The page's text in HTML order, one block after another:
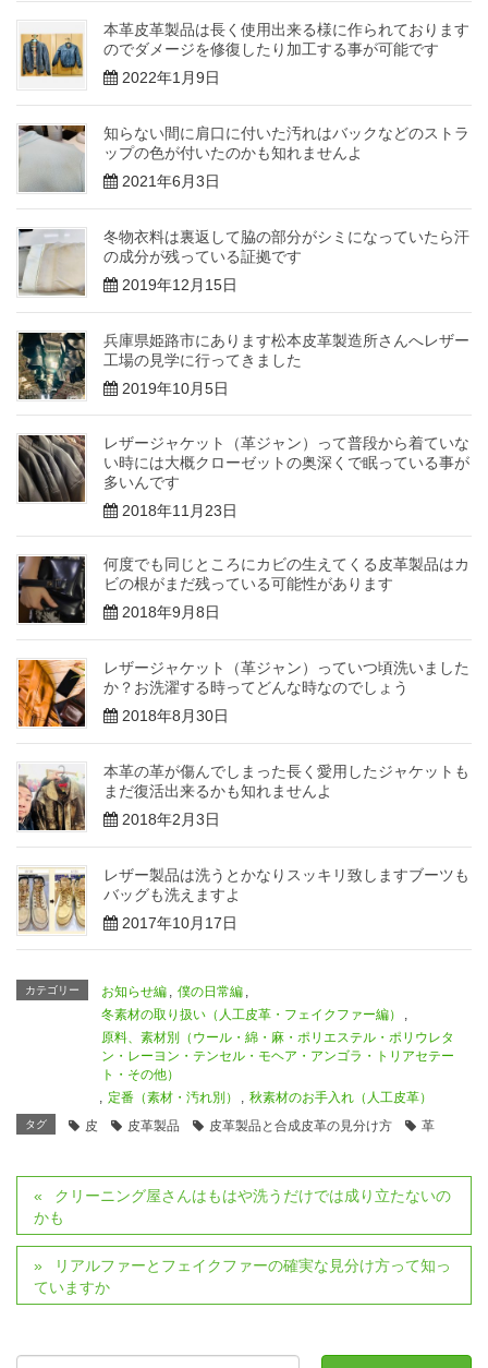
本革皮革製品は長く使用出来る様に作られております
のでダメージを修復したり加工する事が可能です
2022年1月9日
知らない間に肩口に付いた汚れはバックなどのストラ
ップの色が付いたのかも知れませんよ
2021年6月3日
冬物衣料は裏返して脇の部分がシミになっていたら汗
の成分が残っている証拠です
2019年12月15日
兵庫県姫路市にあります松本皮革製造所さんへレザー
工場の見学に行ってきました
2019年10月5日
レザージャケット（革ジャン）って普段から着ていな
い時には大概クローゼットの奥深くで眠っている事が
多いんです
2018年11月23日
何度でも同じところにカビの生えてくる皮革製品はカ
ビの根がまだ残っている可能性があります
2018年9月8日
レザージャケット（革ジャン）っていつ頃洗いました
か？お洗濯する時ってどんな時なのでしょう
2018年8月30日
本革の革が傷んでしまった長く愛用したジャケットも
まだ復活出来るかも知れませんよ
2018年2月3日
レザー製品は洗うとかなりスッキリ致しますブーツも
バッグも洗えますよ
2017年10月17日
カテゴリー お知らせ編 , 僕の日常編 ,
冬素材の取り扱い（人工皮革・フェイクファー編）
,
原料、素材別（ウール・綿・麻・ポリエステル・ポリウレタ
ン・レーヨン・テンセル・モヘア・アンゴラ・トリアセテー
ト・その他）
, 定番（素材・汚れ別） , 秋素材のお手入れ（人工皮革）
タグ 皮 皮革製品 皮革製品と合成皮革の見分け方 革
クリーニング屋さんはもはや洗うだけでは成り立たないの
かも
リアルファーとフェイクファーの確実な見分け方って知っ
ていますか